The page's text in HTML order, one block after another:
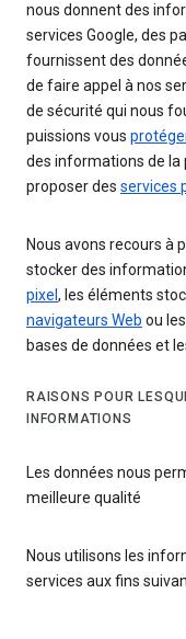
nous donnent des
services Google, des
fournissent des
de faire appel à nos
de sécurité qui nous
puissions vous
des informations de la
proposer des services
Nous avons recours à
stocker des
pixel , les éléments
navigateurs Web ou les
bases de données et
RAISONS POUR
INFORMATIONS
Les données nous
meilleure qualité
Nous utilisons les
services aux fins